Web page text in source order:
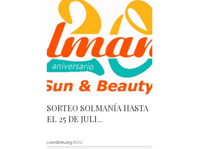
SORTEO SOLMANÍA HASTA
EL 25 DE JULI...